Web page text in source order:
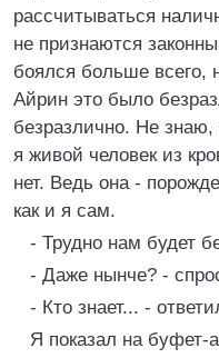
рассчитываться
не признаются
боялся больше всего,
Айрин это было
безразлично. Не
я живой человек из
нет. Ведь она -
как и я сам.
- Трудно нам будет
- Даже нынче? -
- Кто знает... -
Я показал на буфет-